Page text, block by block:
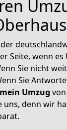
Seite, wenn es
Sie nicht
Sie
Umzug
uns, denn wir